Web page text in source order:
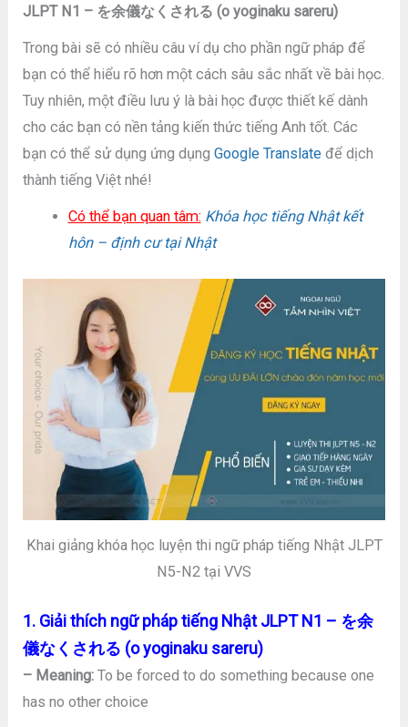
JLPT N1 – を余儀なくされる (o yoginaku sareru)
Trong bài sẽ có nhiều câu ví dụ cho phần ngữ pháp để
bạn có thể hiểu rõ hơn một cách sâu sắc nhất về bài học.
Tuy nhiên, một điều lưu ý là bài học được thiết kế dành
cho các bạn có nền tảng kiến thức tiếng Anh tốt. Các
bạn có thể sử dụng ứng dụngGoogle Translate để dịch
thành tiếng Việt nhé!
Có thể bạn quan tâm: Khóa học tiếng Nhật kết
hôn – định cư tại Nhật
Khai giảng khóa học luyện thi ngữ pháp tiếng Nhật JLPT
N5-N2 tại VVS
1. Giải thích ngữ pháp tiếng Nhật JLPT N1 – を余
儀なくされる (o yoginaku sareru)
– Meaning: To be forced to do something because one
has no other choice